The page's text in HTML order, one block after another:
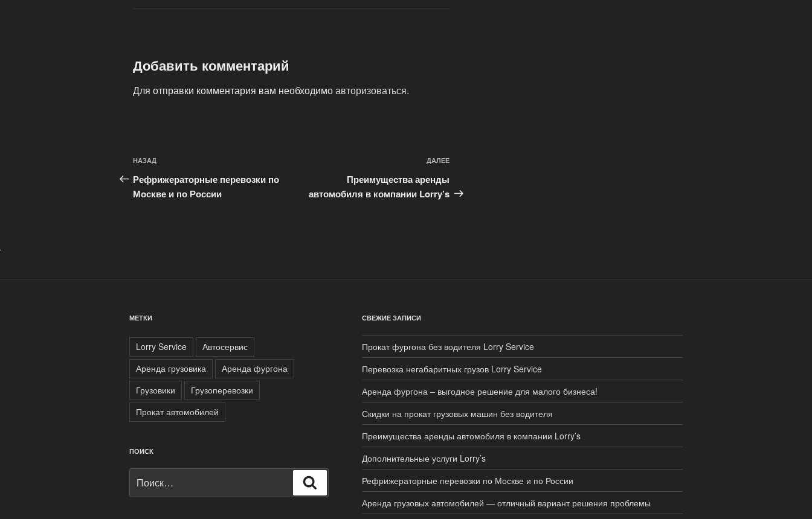
Добавить комментарий
Для отправки комментария вам необходимоавторизоваться.
Навигация
по
записям
Предыдущая
запись:
НАЗАД
Рефрижераторные перевозки по
Москве и по России
ДАЛЕЕ
Преимущества аренды
автомобиля в компании Lorry’s
.
МЕТКИ
Lorry Service
Автосервис
Аренда грузовика
Аренда фургона
Грузовики
Грузоперевозки
Прокат автомобилей
ПОИСК
СВЕЖИЕ ЗАПИСИ
Прокат фургона без водителя Lorry Service
Перевозка негабаритных грузов Lorry Service
Аренда фургона – выгодное решение для малого бизнеса!
Скидки на прокат грузовых машин без водителя
Преимущества аренды автомобиля в компании Lorry’s
Дополнительные услуги Lorry’s
Рефрижераторные перевозки по Москве и по России
Аренда грузовых автомобилей — отличный вариант решения проблемы